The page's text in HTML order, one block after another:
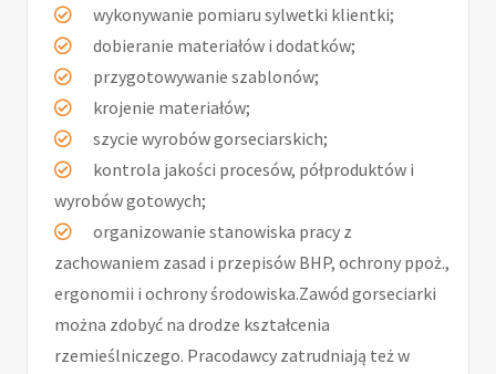
wykonywanie pomiaru sylwetki klientki;
dobieranie materiałów i dodatków;
przygotowywanie szablonów;
krojenie materiałów;
szycie wyrobów gorseciarskich;
kontrola jakości procesów, półproduktów i
wyrobów gotowych;
organizowanie stanowiska pracy z
zachowaniem zasad i przepisów BHP, ochrony ppoż.,
ergonomii i ochrony środowiska.Zawód gorseciarki
można zdobyć na drodze kształcenia
rzemieślniczego. Pracodawcy zatrudniają też w